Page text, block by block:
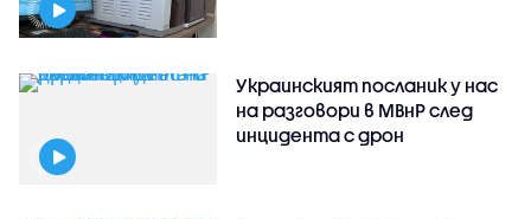
Украинският посланик у нас
на разговори в МВнР след
инцидента с дрон